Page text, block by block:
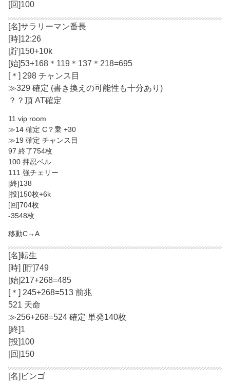
[回]100
[名]サラリーマン番長
[時]12:26
[貯]150+10k
[始]53+168＊119＊137＊218=695
[＊] 298 チャンス目
≫329 確定 (書き換えの可能性も十分あり)
？？頂 AT確定
11 vip room
≫14 確定 C？乗 +30
≫19 確定 チャンス目
97 終了754枚
100 押忍ベル
111 強チェリー
[終]138
[投]150枚+6k
[回]704枚
-3548枚
移動C→A
[名]転生
[時] [貯]749
[始]217+268=485
[＊] 245+268=513 前兆
521 天命
≫256+268=524 確定 単発140枚
[終]1
[投]100
[回]150
[名]ビンゴ